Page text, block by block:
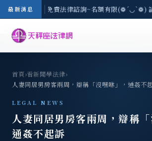
最新消息
-8/3(一) 現場免費法律諮詢~名額有限(❁´◡`❁)
首頁›看新聞學法律›
人妻同居男房客兩周，辯稱「沒嘿咻」，通姦不
LEGAL NEWS
人妻同居男房客兩周，辯稱「
通姦不起訴